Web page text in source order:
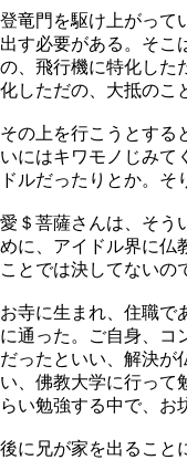
登竜門を駆け上がって
出す必要がある。そこ
の、飛行機に特化した
化しただの、大抵のこ
その上を行こうとする
いにはキワモノじみて
ドルだったりとか。そ
愛＄菩薩さんは、そう
めに、アイドル界に仏
ことでは決してないの
お寺に生まれ、住職で
に通った。ご自身、コ
だったといい、解決が
い、佛教大学に行って
らい勉強する中で、お
後に兄が家を出ること